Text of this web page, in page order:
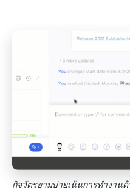
กิจวัตรยามบ่ายเน้นการทำงาน